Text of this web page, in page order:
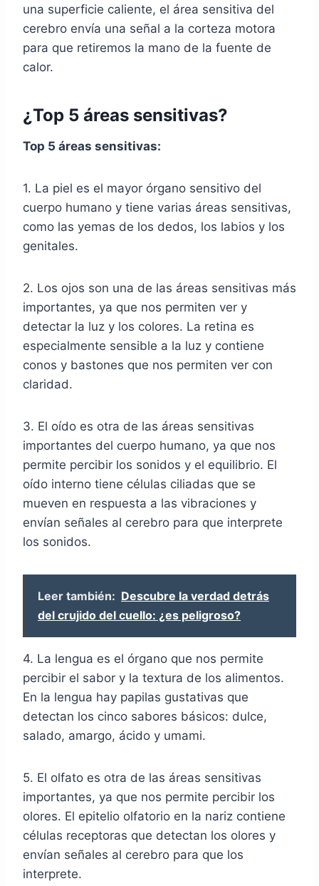
una superficie caliente, el área sensitiva del
cerebro envía una señal a la corteza motora
para que retiremos la mano de la fuente de
calor.
¿Top 5 áreas sensitivas?
Top 5 áreas sensitivas:
1. La piel es el mayor órgano sensitivo del
cuerpo humano y tiene varias áreas sensitivas,
como las yemas de los dedos, los labios y los
genitales.
2. Los ojos son una de las áreas sensitivas más
importantes, ya que nos permiten ver y
detectar la luz y los colores. La retina es
especialmente sensible a la luz y contiene
conos y bastones que nos permiten ver con
claridad.
3. El oído es otra de las áreas sensitivas
importantes del cuerpo humano, ya que nos
permite percibir los sonidos y el equilibrio. El
oído interno tiene células ciliadas que se
mueven en respuesta a las vibraciones y
envían señales al cerebro para que interprete
los sonidos.
Leer también: Descubre la verdad detrás
del crujido del cuello: ¿es peligroso?
4. La lengua es el órgano que nos permite
percibir el sabor y la textura de los alimentos.
En la lengua hay papilas gustativas que
detectan los cinco sabores básicos: dulce,
salado, amargo, ácido y umami.
5. El olfato es otra de las áreas sensitivas
importantes, ya que nos permite percibir los
olores. El epitelio olfatorio en la nariz contiene
células receptoras que detectan los olores y
envían señales al cerebro para que los
interprete.